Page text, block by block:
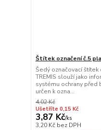
Štítek označení č.5
Šedý označovací
TREMIS slouží jako
systému ochrany před
určen k ozna...
4,02 Kč
Ušetříte 0,15 Kč
3,87 Kč/ks
3,20 Kč bez DPH